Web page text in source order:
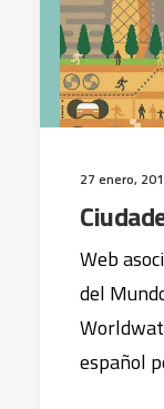
27 enero,
Web
del
español